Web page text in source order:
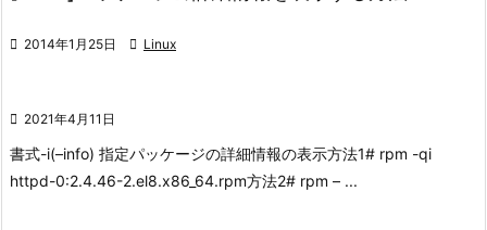
 2014年1月25日  Linux
 2021年4月11日
書式-i(–info) 指定パッケージの詳細情報の表示方法1# rpm -qi
httpd-0:2.4.46-2.el8.x86_64.rpm方法2# rpm – ...